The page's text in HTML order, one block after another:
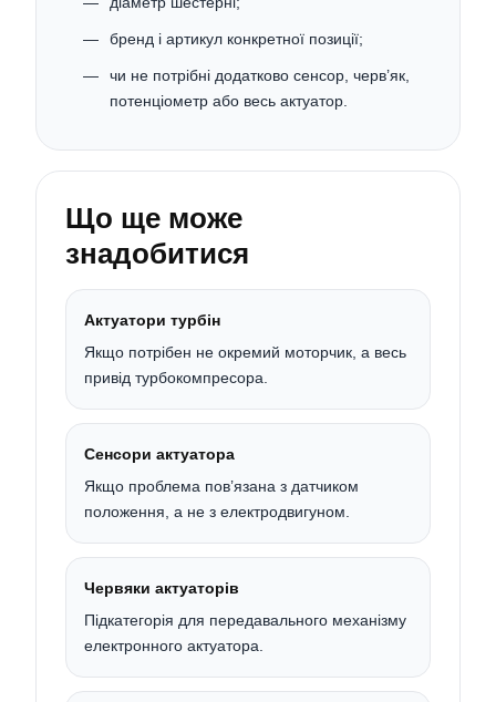
бренд і артикул конкретної позиції;
чи не потрібні додатково сенсор, черв’як,
потенціометр або весь актуатор.
Що ще може
знадобитися
Актуатори турбін
Якщо потрібен не окремий моторчик, а весь
привід турбокомпресора.
Сенсори актуатора
Якщо проблема пов’язана з датчиком
положення, а не з електродвигуном.
Червяки актуаторів
Підкатегорія для передавального механізму
електронного актуатора.